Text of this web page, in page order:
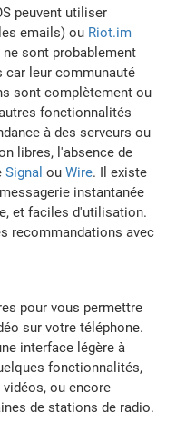
peuvent utiliser
emails) ou Riot.im
sont probablement
car leur communauté
sont complètement ou
fonctionnalités
à des serveurs ou
libres, l'absence de
Signal ouWire. Il existe
instantanée
et faciles d'utilisation.
recommandations avec
pour vous permettre
sur votre téléphone.
interface légère à
fonctionnalités,
vidéos, ou encore
de stations de radio.